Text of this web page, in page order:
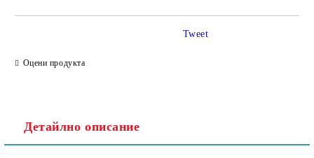
Оцени продукта
Tweet
Детайлно описание